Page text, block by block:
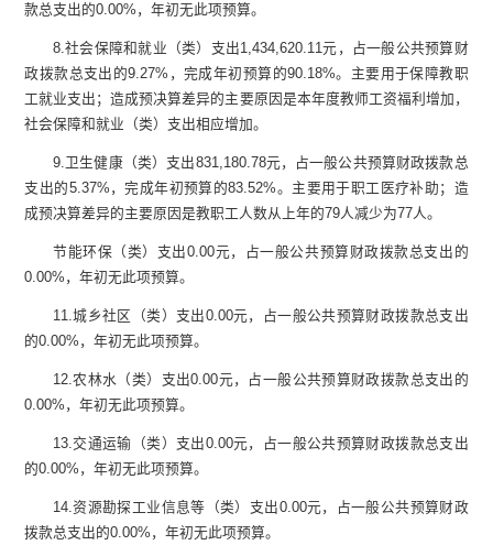
款总支出的0.00% ，年初无此项预算。
8.社会保障和就业（类）支出1,434,620.11元，占一般公共预算财
政拨款总支出的9.27% ，完成年初预算的90.18%。主要用于保障教职
工就业支出；造成预决算差异的主要原因是本年度教师工资福利增加，
社会保障和就业（类）支出相应增加。
9.卫生健康（类）支出831,180.78元，占一般公共预算财政拨款总
支出的5.37% ，完成年初预算的83.52%。主要用于职工医疗补助；造
成预决算差异的主要原因是教职工人数从上年的79人减少为77人。
节能环保（类）支出0.00元，占一般公共预算财政拨款总支出的
0.00% ，年初无此项预算。
11.城乡社区（类）支出0.00元，占一般公共预算财政拨款总支出
的0.00% ，年初无此项预算。
12.农林水（类）支出0.00元，占一般公共预算财政拨款总支出的
0.00% ，年初无此项预算。
13.交通运输（类）支出0.00元，占一般公共预算财政拨款总支出
的0.00% ，年初无此项预算。
14.资源勘探工业信息等（类）支出0.00元，占一般公共预算财政
拨款总支出的0.00% ，年初无此项预算。